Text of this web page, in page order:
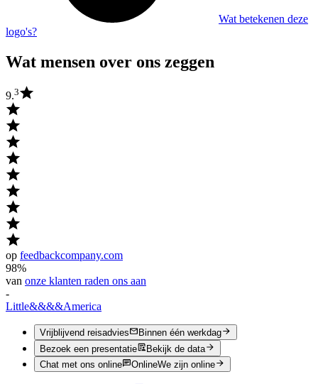
Wat betekenen deze
logo's?
Wat mensen over ons zeggen
9.3
op feedbackcompany.com
98%
van onze klanten raden ons aan
-
Little&&&&America
Vrijblijvend reisadvies
Binnen één werkdag
Bezoek een presentatie
Bekijk de data
Chat met ons online
OnlineWe zijn online